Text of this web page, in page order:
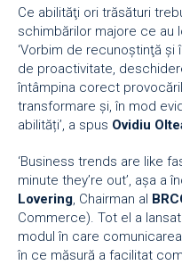
Ce abilităţi ori trăsături
schimbărilor majore ce au
‘Vorbim de recunoştinţă
de proactivitate,
întâmpina corect
transformare şi, în mod
abilități’, a spus Ovidiu
‘Business trends are like
minute they’re out’, aşa a
Lovering, Chairman al
Commerce). Tot el a
modul în care
în ce măsură a facilitat